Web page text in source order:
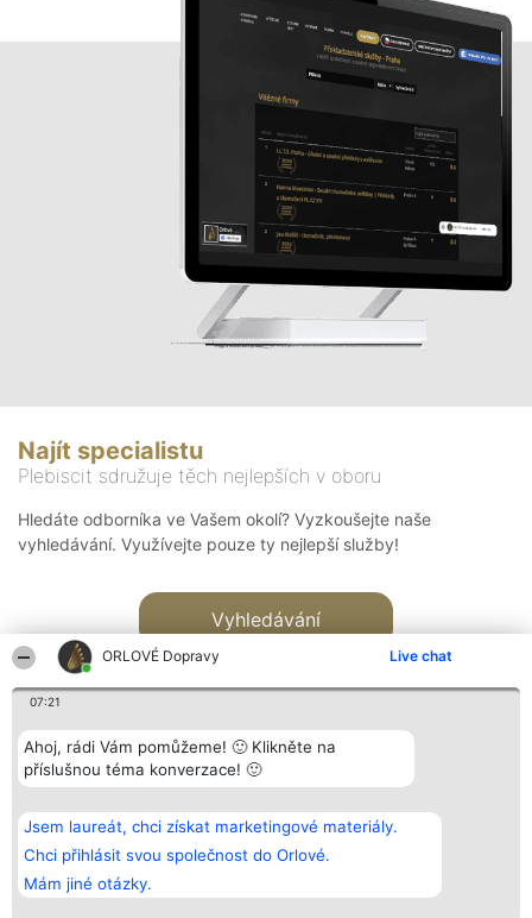
ORLOVÉ Dopravy Live chat
07:21
Ahoj, rádi Vám pomůžeme! 🙂 Klikněte na
příslušnou téma konverzace! 🙂
Jsem laureát, chci získat marketingové materiály.
Chci přihlásit svou společnost do Orlové.
Mám jiné otázky.
Najít specialistu
Plebiscit sdružuje těch nejlepších v oboru
Hledáte odborníka ve Vašem okolí? Vyzkoušejte naše
vyhledávání. Využívejte pouze ty nejlepší služby!
Vyhledávání
Bright Side Solutions sp. z o.
o. sp. k.
ul. Ruska 22
Wrocław 50-079
KRS 0000749100 | Regon
381313360 | NIP 8943132676
Vítězové
Seznam všech
laureátů
Zásady
Zásady
Kontakt